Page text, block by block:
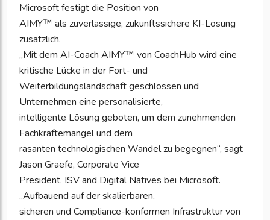
Microsoft festigt die Position von
AIMY™ als zuverlässige, zukunftssichere KI-Lösung
zusätzlich.
„Mit dem AI-Coach AIMY™ von CoachHub wird eine
kritische Lücke in der Fort- und
Weiterbildungslandschaft geschlossen und
Unternehmen eine personalisierte,
intelligente Lösung geboten, um dem zunehmenden
Fachkräftemangel und dem
rasanten technologischen Wandel zu begegnen“, sagt
Jason Graefe, Corporate Vice
President, ISV and Digital Natives bei Microsoft.
„Aufbauend auf der skalierbaren,
sicheren und Compliance-konformen Infrastruktur von